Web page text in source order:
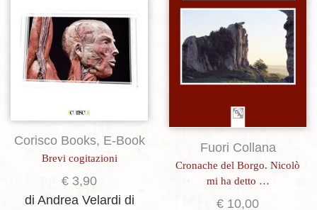
Corisco Books, E-Book
Brevi cogitazioni
€ 3,90
di Andrea Velardi di
Fuori Collana
Cronache del Borgo. Nicolò
mi ha detto …
€ 10,00